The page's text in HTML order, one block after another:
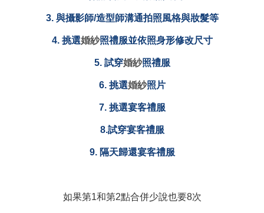
3. 與攝影師/造型師溝通拍照風格與妝髮等
4. 挑選婚紗照禮服並依照身形修改尺寸
5. 試穿婚紗照禮服
6. 挑選婚紗照片
7. 挑選宴客禮服
8.試穿宴客禮服
9. 隔天歸還宴客禮服
如果第1和第2點合併少說也要8次